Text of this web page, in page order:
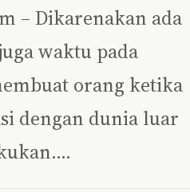
– Dikarenakan ada
waktu pada
orang ketika
dengan dunia luar